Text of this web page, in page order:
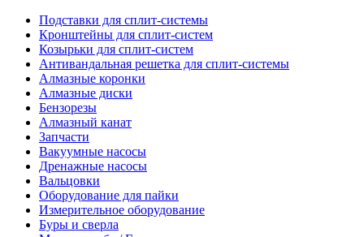
Подставки для сплит-системы
Кронштейны для сплит-систем
Козырьки для сплит-систем
Антивандальная решетка для сплит-системы
Алмазные коронки
Алмазные диски
Бензорезы
Алмазный канат
Запчасти
Вакуумные насосы
Дренажные насосы
Вальцовки
Оборудование для пайки
Измерительное оборудование
Буры и сверла